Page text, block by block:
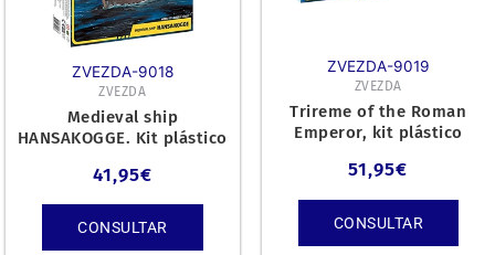
ZVEZDA-9018
ZVEZDA
Medieval ship
HANSAKOGGE. Kit plástico
41,95€
CONSULTAR
ZVEZDA-9019
ZVEZDA
Trireme of the Roman
Emperor, kit plástico
51,95€
CONSULTAR